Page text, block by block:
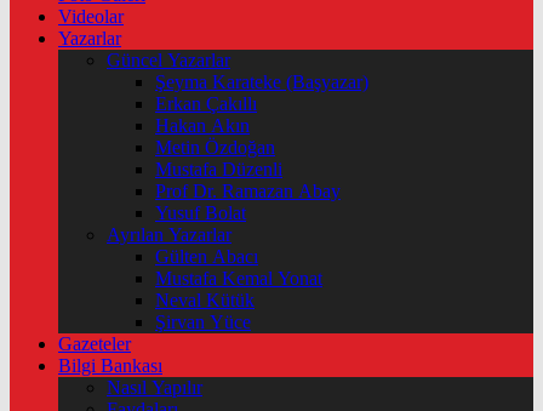
Videolar
Yazarlar
Güncel Yazarlar
Şeyma Karateke (Başyazar)
Erkan Çakıllı
Hakan Akın
Metin Özdoğan
Mustafa Düzenli
Prof Dr. Ramazan Abay
Yusuf Bolat
Ayrılan Yazarlar
Gülten Abacı
Mustafa Kemal Yonat
Neval Kütük
Şirvan Yüce
Gazeteler
Bilgi Bankası
Nasıl Yapılır